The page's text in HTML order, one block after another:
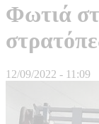
Φωτιά
12/09/2022 - 11:09